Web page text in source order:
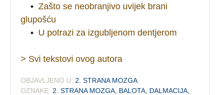
• Zašto se neobranjivo uvijek brani
glupošću
• U potrazi za izgubljenom dentjerom
> Svi tekstovi ovog autora
OBJAVLJENO U: 2. STRANA MOZGA
OZNAKE: 2. STRANA MOZGA BALOTA DALMACIJA